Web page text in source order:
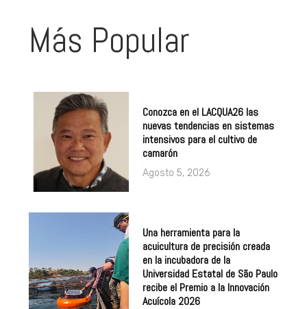
Más Popular
Conozca en el LACQUA26 las
nuevas tendencias en sistemas
intensivos para el cultivo de
camarón
Agosto 5, 2026
Una herramienta para la
acuicultura de precisión creada
en la incubadora de la
Universidad Estatal de São Paulo
recibe el Premio a la Innovación
Acuícola 2026